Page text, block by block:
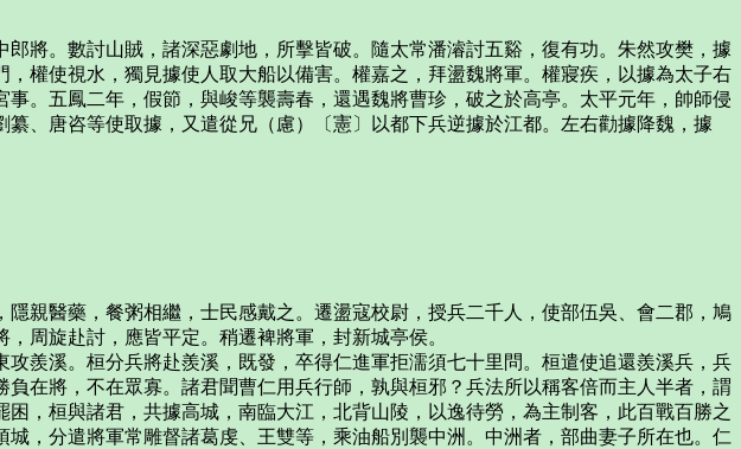
將。數討山賊，諸深惡劇地，所擊皆破。隨太常潘濬討五谿，復有功。朱然攻樊，據
權使視水，獨見據使人取大船以備害。權嘉之，拜盪魏將軍。權寢疾，以據為太子右
。五鳳二年，假節，與峻等襲壽春，還遇魏將曹珍，破之於高亭。太平元年，帥師侵
、唐咨等使取據，又遣從兄（慮）〔憲〕以都下兵逆據於江都。左右勸據降魏，據
親醫藥，餐粥相繼，士民感戴之。遷盪寇校尉，授兵二千人，使部伍吳、會二郡，鳩
周旋赴討，應皆平定。稍遷裨將軍，封新城亭侯。
羨溪。桓分兵將赴羨溪，既發，卒得仁進軍拒濡須七十里問。桓遣使追還羨溪兵，兵
在將，不在眾寡。諸君聞曹仁用兵行師，孰與桓邪？兵法所以稱客倍而主人半者，謂
，桓與諸君，共據高城，南臨大江，北背山陵，以逸待勞，為主制客，此百戰百勝之
，分遣將軍常雕督諸葛虔、王雙等，乘油船別襲中洲。中洲者，部曲妻子所在也。仁